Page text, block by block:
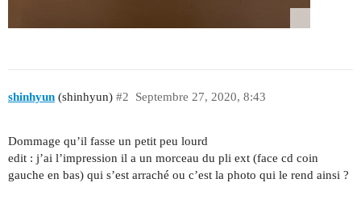
shinhyun (shinhyun) Septembre 27, 2020, 8:43
#2
Dommage qu’il fasse un petit peu lourd
edit : j’ai l’impression il a un morceau du pli ext (face cd coin
gauche en bas) qui s’est arraché ou c’est la photo qui le rend ainsi ?